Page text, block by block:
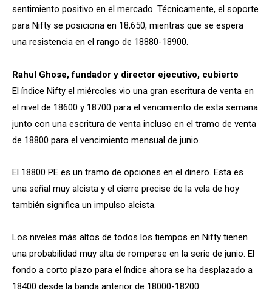
sentimiento positivo en el mercado. Técnicamente, el soporte
para Nifty se posiciona en 18,650, mientras que se espera
una resistencia en el rango de 18880-18900.
Rahul Ghose, fundador y director ejecutivo, cubierto
El índice Nifty el miércoles vio una gran escritura de venta en
el nivel de 18600 y 18700 para el vencimiento de esta semana
junto con una escritura de venta incluso en el tramo de venta
de 18800 para el vencimiento mensual de junio.
El 18800 PE es un tramo de opciones en el dinero. Esta es
una señal muy alcista y el cierre precise de la vela de hoy
también significa un impulso alcista.
Los niveles más altos de todos los tiempos en Nifty tienen
una probabilidad muy alta de romperse en la serie de junio. El
fondo a corto plazo para el índice ahora se ha desplazado a
18400 desde la banda anterior de 18000-18200.